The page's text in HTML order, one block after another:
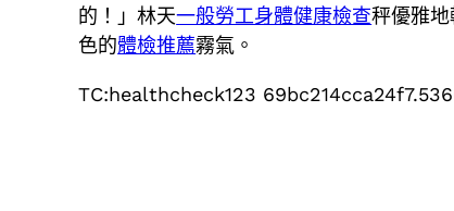
的！」林天一般勞工身體健康檢查秤優雅地
色的體檢推薦霧氣。
TC:healthcheck123